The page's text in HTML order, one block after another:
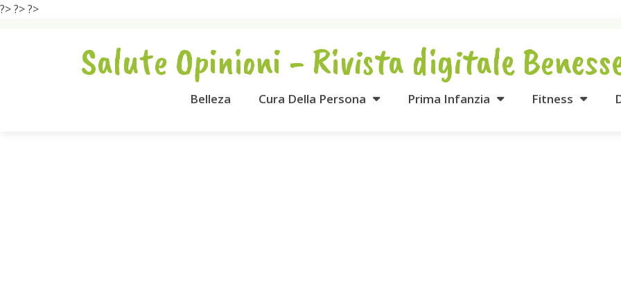
?>?>?>
Salute Opinioni - Rivista digitale
Belleza Cura Della Persona Prima Infanzia Fitness